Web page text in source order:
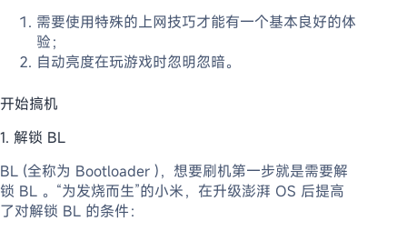
需要使用特殊的上网技巧才能有一个基本良好的体
验；
自动亮度在玩游戏时忽明忽暗。
开始搞机
1. 解锁 BL
BL (全称为 Bootloader )，想要刷机第一步就是需要解
锁 BL 。“为发烧而生”的小米，在升级澎湃 OS 后提高
了对解锁 BL 的条件：